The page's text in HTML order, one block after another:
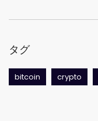
タグ
bitcoin crypto